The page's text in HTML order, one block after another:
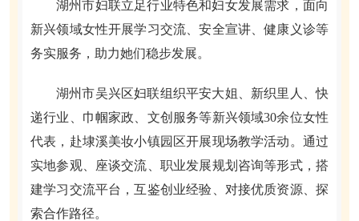
湖州市妇联立足行业特色和妇女发展需求，面向
新兴领域女性开展学习交流、安全宣讲、健康义诊等
务实服务，助力她们稳步发展。
湖州市吴兴区妇联组织平安大姐、新织里人、快
递行业、巾帼家政、文创服务等新兴领域30余位女性
代表，赴埭溪美妆小镇园区开展现场教学活动。通过
实地参观、座谈交流、职业发展规划咨询等形式，搭
建学习交流平台，互鉴创业经验、对接优质资源、探
索合作路径。